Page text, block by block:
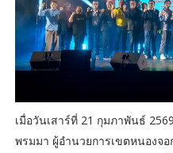
เมื่อวันเสาร์ที่ 21 กุมภาพันธ์
พรมมา ผู้อำนวยการเขตหนองจ